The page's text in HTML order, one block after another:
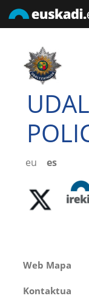
eu es
Web Mapa
Kontaktua